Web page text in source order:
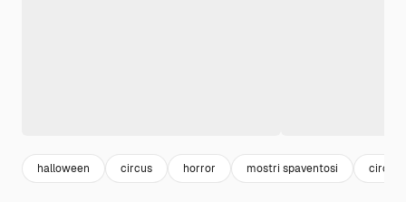
halloween circus horror mostri spaventosi circo